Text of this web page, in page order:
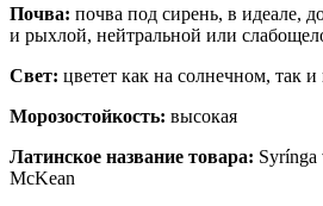
Почва: почва под сирень, в идеале,
и рыхлой, нейтральной или
Свет: цветет как на солнечном, так
Морозостойкость: высокая
Латинское название товара: Syrínga
McKean